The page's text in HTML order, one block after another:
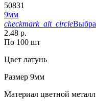
50831
9мм
checkmark_alt_circle
2.48 р.
По 100 шт
Цвет латунь
Размер 9мм
Материал цветной металл